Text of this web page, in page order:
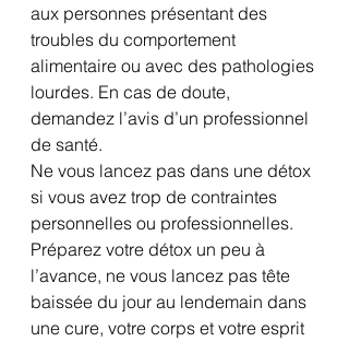
aux personnes présentant des
troubles du comportement
alimentaire ou avec des pathologies
lourdes. En cas de doute,
demandez l’avis d’un professionnel
de santé.
Ne vous lancez pas dans une détox
si vous avez trop de contraintes
personnelles ou professionnelles.
Préparez votre détox un peu à
l’avance, ne vous lancez pas tête
baissée du jour au lendemain dans
une cure, votre corps et votre esprit